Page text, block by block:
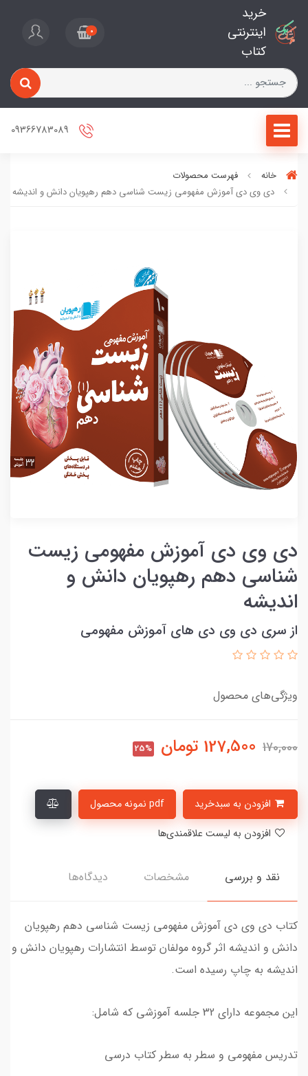
خرید
اینترنتی
کتاب
0
خانه
فهرست محصولات
دی وی دی آموزش مفهومی زیست شناسی دهم رهپویان دانش و اندیشه
دی وی دی آموزش مفهومی زیست
شناسی دهم رهپویان دانش و
اندیشه
از سری دی وی دی های آموزش مفهومی
ویژگی‌های محصول
170,000
127,500 تومان 25%
pdf نمونه محصول
نقد و بررسی مشخصات دیدگاه‌ها
کتاب دی وی دی آموزش مفهومی زیست شناسی دهم رهپویان
دانش و اندیشه اثر گروه مولفان توسط انتشارات رهپویان دانش و
اندیشه به چاپ رسیده است.
این مجموعه دارای 32 جلسه آموزشی که شامل:
تدریس مفهومی و سطر به سطر کتاب درسی